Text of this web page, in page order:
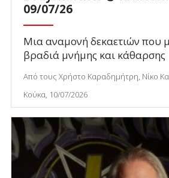
09/07/26
Μια αναμονή δεκαετιών που
βραδιά μνήμης και κάθαρσης
Από τους Χρήστο Καραδημήτρη, Νίκο
Κούκα, 10/07/2026